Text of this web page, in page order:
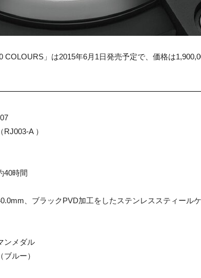
COLOURS」は2015年6月1日発売予定で、価格は
A ）
40時間
、ブラックPVD加工をしたステンレススティールケ
ンメダル
ルー）